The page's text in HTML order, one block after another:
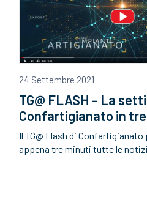
24 Settembre 2021
TG@ FLASH – La
Confartigianato in
Il TG@ Flash di
appena tre minuti tutte le